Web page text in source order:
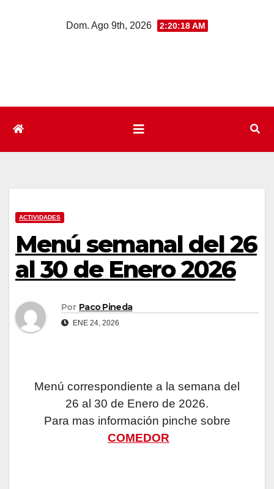
Dom. Ago 9th, 2026 2:20:18 AM
ACTIVIDADES
Menú semanal del 26
al 30 de Enero 2026
Por Paco Pineda
ENE 24, 2026
Menú correspondiente a la semana del
26 al 30 de Enero de 2026.
Para mas información pinche sobre
COMEDOR